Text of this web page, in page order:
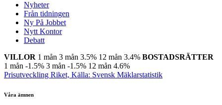
Nyheter
Från tidningen
Ny På Jobbet
Nytt Kontor
Debatt
VILLOR 1 mån 3 mån 3.5% 12 mån 3.4% BOSTADSRÄTTER
1 mån -1.5% 3 mån -1.5% 12 mån 4.6%
Prisutveckling Riket, Källa: Svensk Mäklarstatistik
Våra ämnen